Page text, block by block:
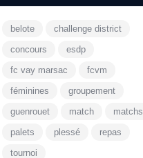
belote
challenge district
concours
esdp
fc vay marsac
fcvm
féminines
groupement
guenrouet
match
matchs
palets
plessé
repas
tournoi